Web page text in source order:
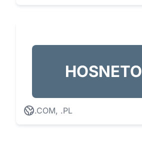
HOSNETO
.COM, .PL